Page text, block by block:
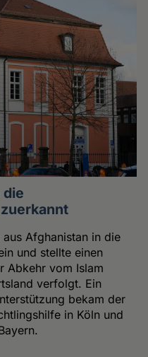
Afghanistan in die
und stellte einen
Abkehr vom Islam
verfolgt. Ein
bekam der
in Köln und